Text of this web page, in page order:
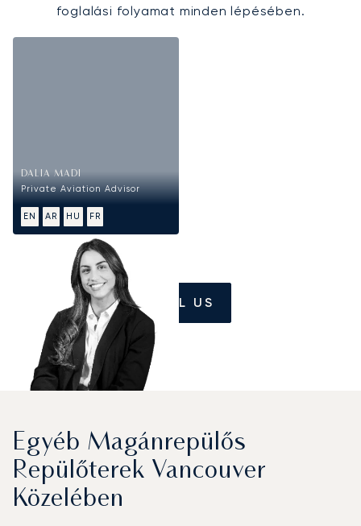
foglalási folyamat minden lépésében.
DALIA MADI
Private Aviation Advisor
EN AR HU FR
CALL US
Egyéb Magánrepülős
Repülőterek Vancouver
Közelében